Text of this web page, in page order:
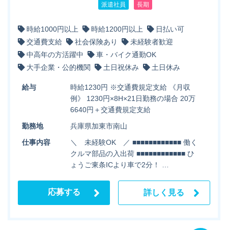
派遣社員 長期
時給1000円以上 時給1200円以上
日払い可
交通費支給
社会保険あり
未経験者歓迎
中高年の方活躍中
車・バイク通勤OK
大手企業・公的機関
土日祝休み 土日休み
給与
時給1230円 ※交通費規定支給 《月収
例》 1230円×8H×21日勤務の場合 20万
6640円＋交通費規定支給
勤務地
兵庫県加東市南山
仕事内容
＼ 未経験OK ／ ■■■■■■■■■■■■ 働く
クルマ部品の入出荷 ■■■■■■■■■■■■ ひ
ょうご東条ICより車で2分！ …
応募する 詳しく見る